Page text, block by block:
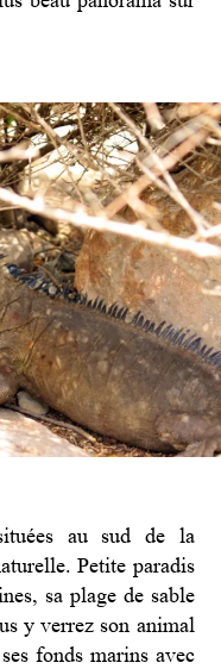
au sud de la
Petite paradis
sa plage de sable
y verrez son animal
fonds marins avec